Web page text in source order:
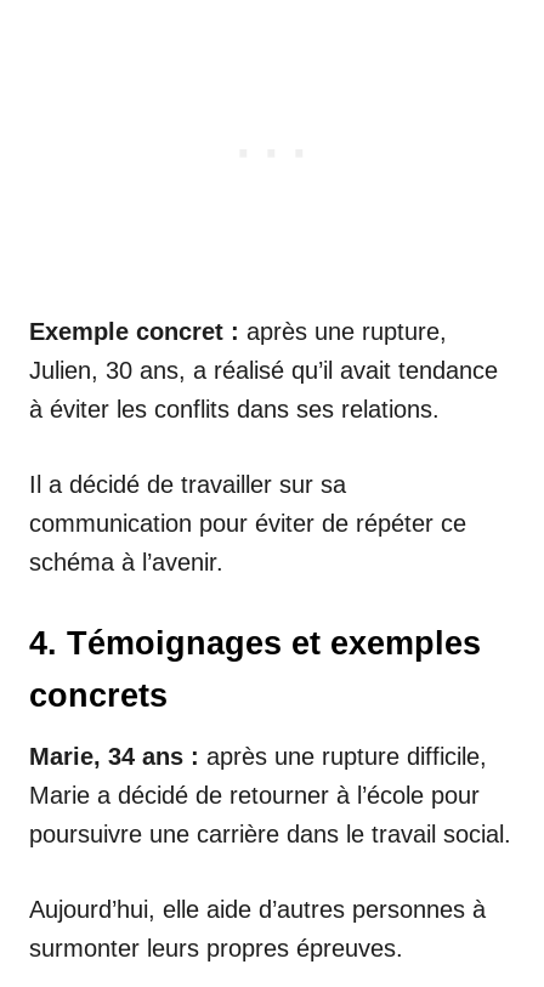
Exemple concret : après une rupture,
Julien, 30 ans, a réalisé qu’il avait tendance
à éviter les conflits dans ses relations.
Il a décidé de travailler sur sa
communication pour éviter de répéter ce
schéma à l’avenir.
4. Témoignages et exemples
concrets
Marie, 34 ans : après une rupture difficile,
Marie a décidé de retourner à l’école pour
poursuivre une carrière dans le travail social.
Aujourd’hui, elle aide d’autres personnes à
surmonter leurs propres épreuves.